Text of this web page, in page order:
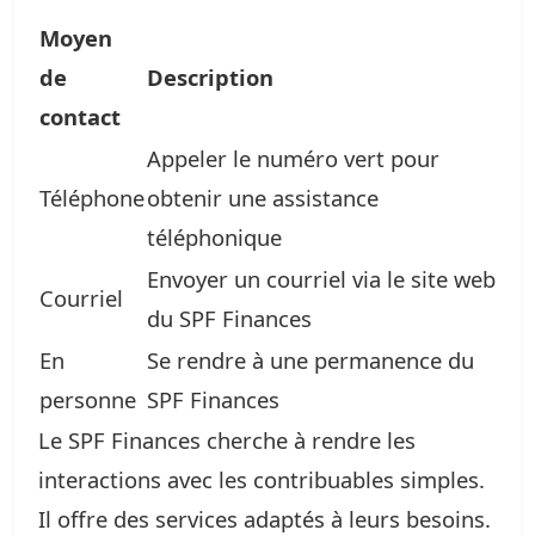
Moyen
de
contact
Description
Téléphone
Appeler le numéro vert pour
obtenir une assistance
téléphonique
Courriel
Envoyer un courriel via le site web
du SPF Finances
En
personne
Se rendre à une permanence du
SPF Finances
Le SPF Finances cherche à rendre les
interactions avec les contribuables simples.
Il offre des services adaptés à leurs besoins.